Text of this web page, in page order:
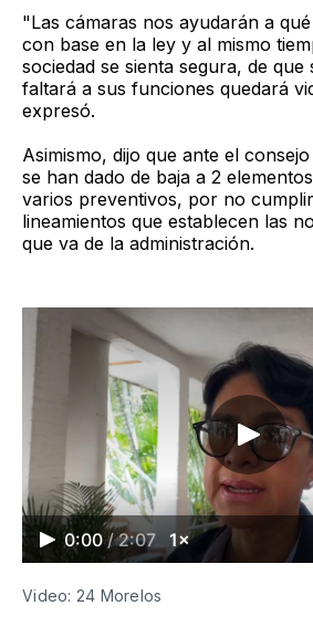
"Las cámaras nos ayudarán a
con base en la ley y al mismo
sociedad se sienta segura, de que
faltará a sus funciones quedará
expresó.
Asimismo, dijo que ante el
se han dado de baja a 2
varios preventivos, por no
lineamientos que establecen las
que va de la administración.
0:00 / 2:07 1×
Video: 24 Morelos